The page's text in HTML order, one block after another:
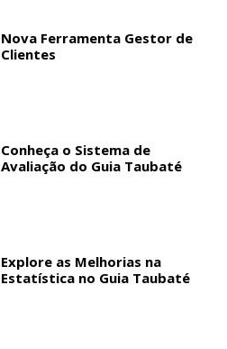
Nova Ferramenta Gestor de
Clientes
Conheça o Sistema de
Avaliação do Guia Taubaté
Explore as Melhorias na
Estatística no Guia Taubaté